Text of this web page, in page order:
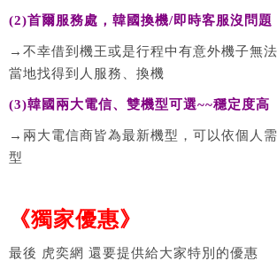
(2)首爾服務處，韓國換機/即時客服沒問題
→不幸借到機王或是行程中有意外機子無
當地找得到人服務、換機
(3)韓國兩大電信、雙機型可選~~穩定度高
→兩大電信商皆為最新機型，可以依個人
型
《獨家優惠》
最後 虎奕網 還要提供給大家特別的優惠